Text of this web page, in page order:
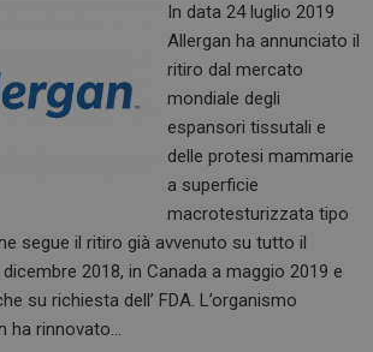
In data 24 luglio 2019
Allergan ha annunciato il
ritiro dal mercato
mondiale degli
espansori tissutali e
delle protesi mammarie
a superficie
macrotesturizzata tipo
segue il ritiro già avvenuto su tutto il
2018, in Canada a maggio 2019 e
su richiesta dell’ FDA. L’organismo
ha rinnovato…